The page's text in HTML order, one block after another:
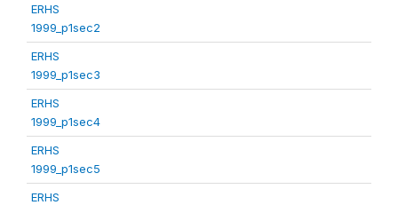
ERHS
1999_p1sec2
ERHS
1999_p1sec3
ERHS
1999_p1sec4
ERHS
1999_p1sec5
ERHS